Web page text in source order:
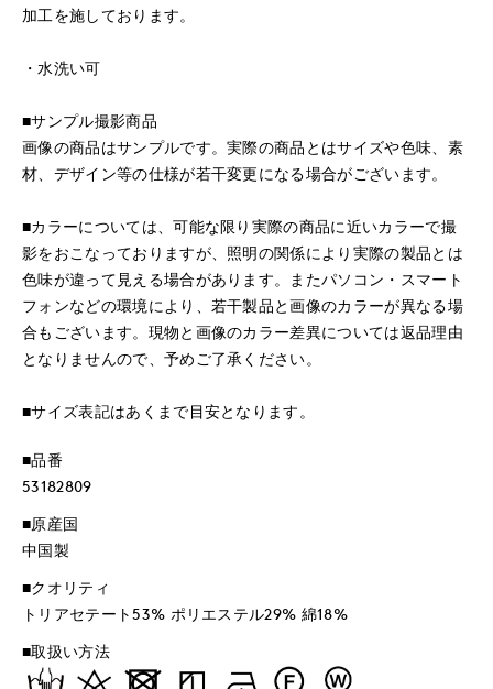
加工を施しております。
・水洗い可
■サンプル撮影商品
画像の商品はサンプルです。実際の商品とはサイズや色味、素
材、デザイン等の仕様が若干変更になる場合がございます。
■カラーについては、可能な限り実際の商品に近いカラーで撮
影をおこなっておりますが、照明の関係により実際の製品とは
色味が違って見える場合があります。またパソコン・スマート
フォンなどの環境により、若干製品と画像のカラーが異なる場
合もございます。現物と画像のカラー差異については返品理由
となりませんので、予めご了承ください。
■サイズ表記はあくまで目安となります。
■品番
53182809
■原産国
中国製
■クオリティ
トリアセテート53% ポリエステル29% 綿18%
■取扱い方法